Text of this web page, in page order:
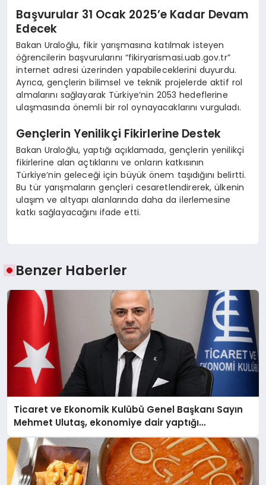
Başvurular 31 Ocak 2025’e Kadar Devam
Edecek
Bakan Uraloğlu, fikir yarışmasına katılmak isteyen
öğrencilerin başvurularını “fikiryarismasi.uab.gov.tr”
internet adresi üzerinden yapabileceklerini duyurdu.
Ayrıca, gençlerin bilimsel ve teknik projelerde aktif rol
almalarını sağlayarak Türkiye’nin 2053 hedeflerine
ulaşmasında önemli bir rol oynayacaklarını vurguladı.
Gençlerin Yenilikçi Fikirlerine Destek
Bakan Uraloğlu, yaptığı açıklamada, gençlerin yenilikçi
fikirlerine alan açtıklarını ve onların katkısının
Türkiye’nin geleceği için büyük önem taşıdığını belirtti.
Bu tür yarışmaların gençleri cesaretlendirerek, ülkenin
ulaşım ve altyapı alanlarında daha da ilerlemesine
katkı sağlayacağını ifade etti.
Benzer Haberler
Ticaret ve Ekonomik Kulübü Genel Başkanı Sayın
Mehmet Ulutaş, ekonomiye dair yaptığı
açıklamada şunları kaydetti: